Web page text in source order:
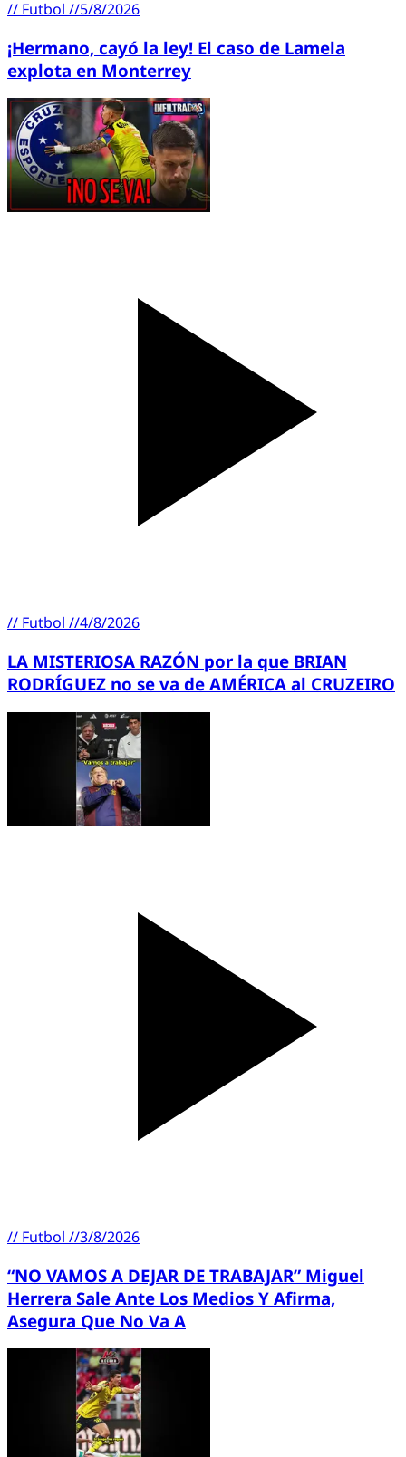
// Futbol //5/8/2026
¡Hermano, cayó la ley! El caso de Lamela
explota en Monterrey
// Futbol //4/8/2026
LA MISTERIOSA RAZÓN por la que BRIAN
RODRÍGUEZ no se va de AMÉRICA al CRUZEIRO
// Futbol //3/8/2026
“NO VAMOS A DEJAR DE TRABAJAR” Miguel
Herrera Sale Ante Los Medios Y Afirma,
Asegura Que No Va A